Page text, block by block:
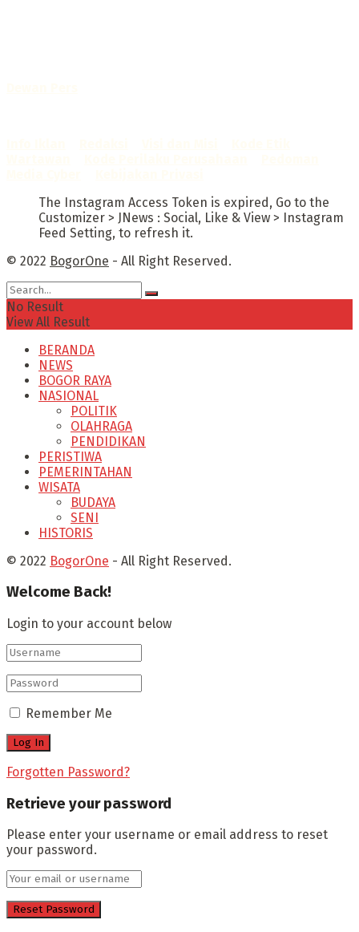
The Instagram Access Token is expired, Go to the
Customizer > JNews : Social, Like & View > Instagram
Feed Setting, to refresh it.
© 2022 BogorOne - All Right Reserved.
No Result
View All Result
BERANDA
NEWS
BOGOR RAYA
NASIONAL
POLITIK
OLAHRAGA
PENDIDIKAN
PERISTIWA
PEMERINTAHAN
WISATA
BUDAYA
SENI
HISTORIS
© 2022 BogorOne - All Right Reserved.
Welcome Back!
Login to your account below
Remember Me
Forgotten Password?
Retrieve your password
Please enter your username or email address to reset
your password.